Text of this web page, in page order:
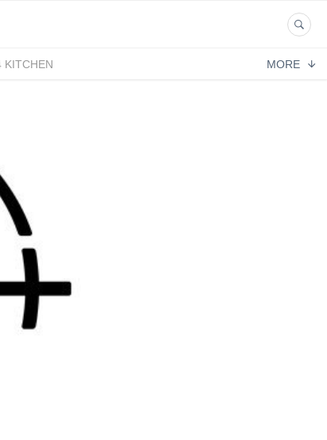
KITCHEN
MORE